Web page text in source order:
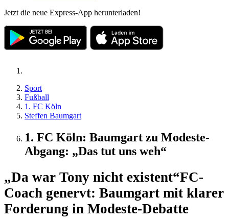
Jetzt die neue Express-App herunterladen!
Sport
Fußball
1. FC Köln
Steffen Baumgart
1. FC Köln: Baumgart zu Modeste-
Abgang: „Das tut uns weh“
„Da war Tony nicht existent“FC-
Coach genervt: Baumgart mit klarer
Forderung in Modeste-Debatte